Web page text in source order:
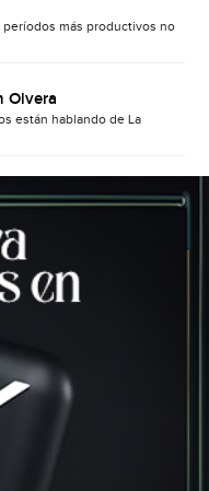
períodos más productivos no
Olvera
están hablando de La